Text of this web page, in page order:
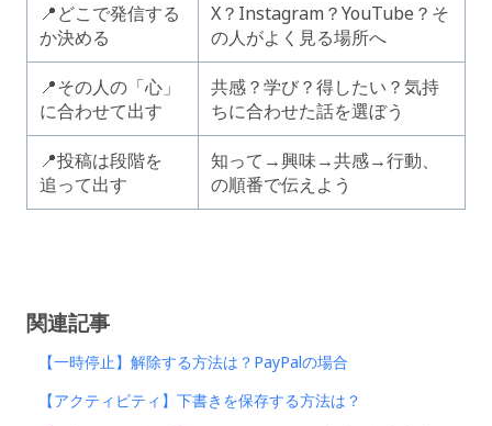
📍どこで発信する
か決める
X？Instagram？YouTube？そ
の人がよく見る場所へ
📍その人の「心」
に合わせて出す
共感？学び？得したい？気持
ちに合わせた話を選ぼう
📍投稿は段階を
追って出す
知って→興味→共感→行動、
の順番で伝えよう
関連記事
【一時停止】解除する方法は？PayPalの場合
【アクティビティ】下書きを保存する方法は？